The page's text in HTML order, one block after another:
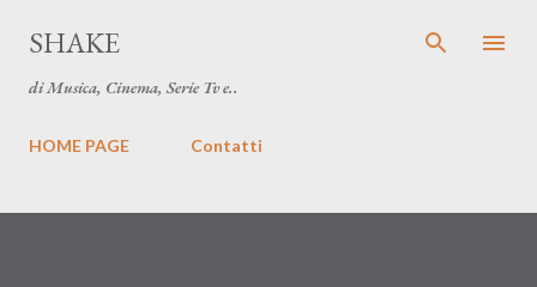
SHAKE
di Musica, Cinema, Serie Tv e..
HOME PAGE Contatti